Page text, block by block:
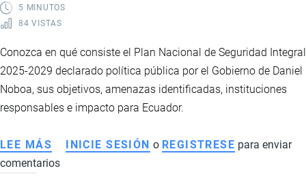
5 MINUTOS
84 VISTAS
Conozca en qué consiste el Plan Nacional de Seguridad Integral
2025-2029 declarado política pública por el Gobierno de Daniel
Noboa, sus objetivos, amenazas identificadas, instituciones
responsables e impacto para Ecuador.
LEE MÁS SOBRE
PLAN
INICIE SESIÓN o REGISTRESE para enviar
comentarios